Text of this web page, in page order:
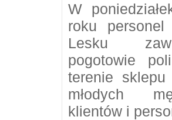
W
roku personel
Lesku
pogotowie
terenie
młodych
klientów i